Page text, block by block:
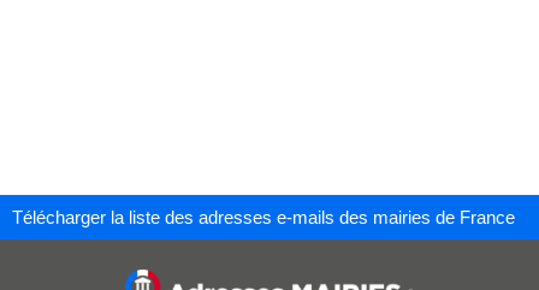
Télécharger la liste des adresses e-mails des mairies de France